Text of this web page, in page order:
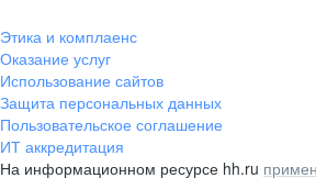
Этика и комплаенс
Оказание услуг
Использование сайтов
Защита персональных данных
Пользовательское соглашение
ИТ аккредитация
На информационном ресурсе hh.ru